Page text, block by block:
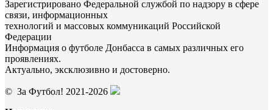
Зарегистрировано Федеральной службой по надзору в сфере
связи, информационных
технологий и массовых коммуникаций Российской
Федерации
Информация о футболе Донбасса в самых различных его
проявлениях.
Актуально, эксклюзивно и достоверно.
© За Футбол! 2021-2026